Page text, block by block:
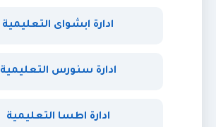
ادارة ابشواى التعليمية
ادارة سنورس التعليمية
ادارة اطسا التعليمية